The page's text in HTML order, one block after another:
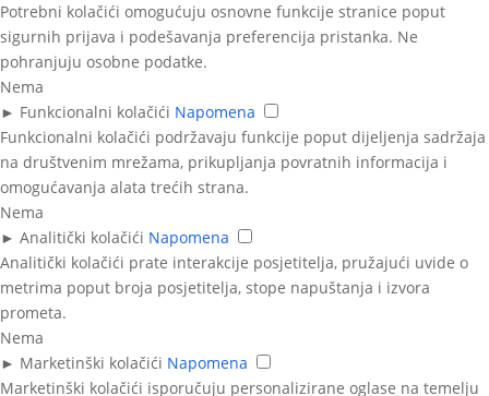
Potrebni kolačići omogućuju osnovne funkcije stranice poput
sigurnih prijava i podešavanja preferencija pristanka. Ne
pohranjuju osobne podatke.
Nema
► Funkcionalni kolačići Napomena
Funkcionalni kolačići podržavaju funkcije poput dijeljenja sadržaja
na društvenim mrežama, prikupljanja povratnih informacija i
omogućavanja alata trećih strana.
Nema
► Analitički kolačići Napomena
Analitički kolačići prate interakcije posjetitelja, pružajući uvide o
metrima poput broja posjetitelja, stope napuštanja i izvora
prometa.
Nema
► Marketinški kolačići Napomena
Marketinški kolačići isporučuju personalizirane oglase na temelju